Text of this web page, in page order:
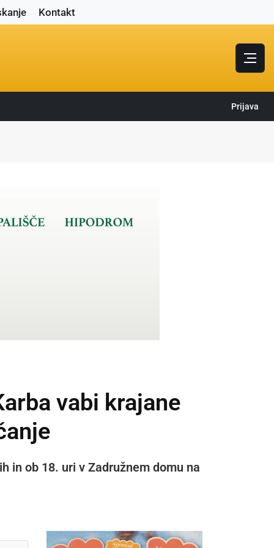
Kontakt
Prijava
vabi krajane
in ob 18. uri v Zadružnem domu na